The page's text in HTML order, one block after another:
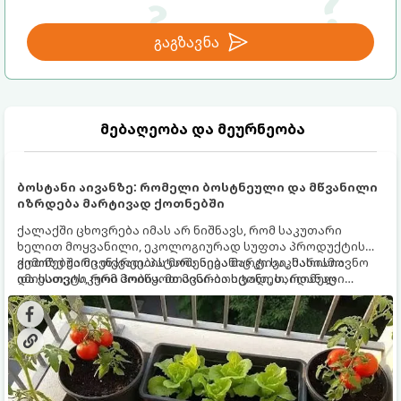
გაგზავნა
მებაღეობა და მეურნეობა
ბოსტანი აივანზე: რომელი ბოსტნეული და მწვანილი
იზრდება მარტივად ქოთნებში
ქალაქში ცხოვრება იმას არ ნიშნავს, რომ საკუთარი
ხელით მოყვანილი, ეკოლოგიურად სუფთა პროდუქტის
გემოზე უარი თქვათ. პატარა აივანიც კი საკმარისია
იმისათვის, რომ მოიწყოთ მინი-ბოსტანი, საიდანაც
ყოველდღიურად ახალ, არომატულ მწვანილსა და
ბოსტნეულს მოკრეფთ.
ქოთნებში მცენარეების მოშენება მარტივი, სასიამოვნო
და ესთეტიკური ჰობია. მთავარია იცოდეთ, რომელი
კულტურები ეგუებიან ქოთნის პირობებს ყველაზე კარგად
და როგორ მოუაროთ მათ სწორად.